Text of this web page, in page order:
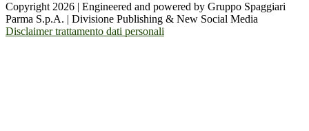
Copyright 2026 | Engineered and powered by Gruppo Spaggiari
Parma S.p.A. | Divisione Publishing & New Social Media
Disclaimer trattamento dati personali